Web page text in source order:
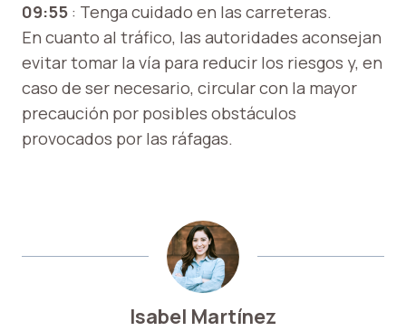
09:55 : Tenga cuidado en las carreteras.
En cuanto al tráfico, las autoridades aconsejan
evitar tomar la vía para reducir los riesgos y, en
caso de ser necesario, circular con la mayor
precaución por posibles obstáculos
provocados por las ráfagas.
Isabel Martínez